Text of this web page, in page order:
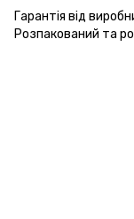
Гарантія від
Розпакований та